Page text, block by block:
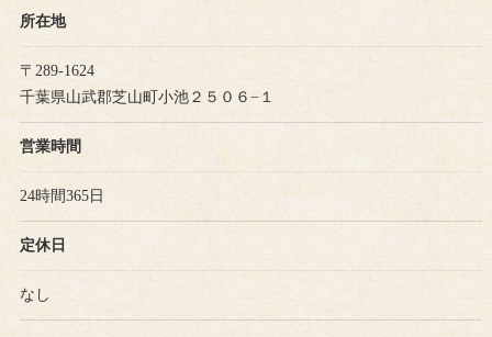
所在地
〒289-1624
千葉県山武郡芝山町小池２５０６−１
営業時間
24時間365日
定休日
なし